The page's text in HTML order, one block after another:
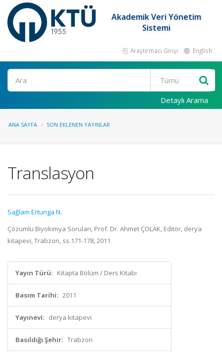
Akademik Veri Yönetim
Sistemi
Araştırmacı Girişi English
Ara
Detaylı Arama
ANA SAYFA SON EKLENEN YAYINLAR
Translasyon
Sağlam Ertunga N.
Çözümlü Biyokimya Soruları, Prof. Dr. Ahmet ÇOLAK, Editör, derya
kitapevi, Trabzon, ss.171-178, 2011
Yayın Türü: Kitapta Bölüm / Ders Kitabı
Basım Tarihi: 2011
Yayınevi: derya kitapevi
Basıldığı Şehir: Trabzon